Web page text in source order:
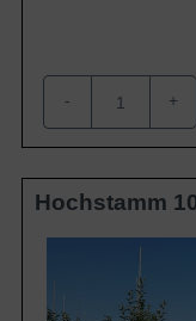
- +
Hochstamm